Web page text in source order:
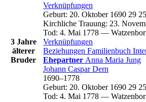
3 Jahre
älterer
Bruder
Verknüpfungen
Geburt: 20. Oktober 1690 29 25
Kirchliche Trauung: 23.
Tod: 4. Mai 1778 —
Verknüpfungen
Beziehungen Familienbuch
Ehepartner Anna Maria Jung
Johann CasparDern
1690–1778
Geburt: 20. Oktober 1690 29 25
Tod: 4. Mai 1778 —